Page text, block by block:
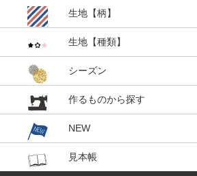
生地【柄】
生地【種類】
シーズン
作るものから探す
NEW
見本帳